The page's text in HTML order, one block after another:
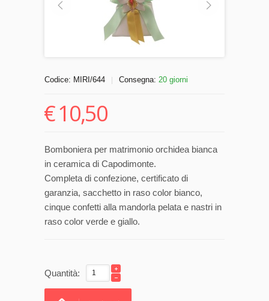
Codice: MIRI/644 Consegna: 20 giorni
€10,50
Bomboniera per matrimonio orchidea bianca
in ceramica di Capodimonte.
Completa di confezione, certificato di
garanzia, sacchetto in raso color bianco,
cinque confetti alla mandorla pelata e nastri in
raso color verde e giallo.
Quantità: